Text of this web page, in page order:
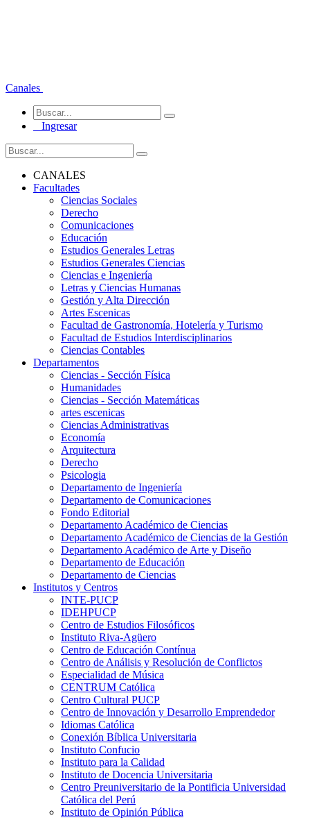
Canales
Ingresar
CANALES
Facultades
Ciencias Sociales
Derecho
Comunicaciones
Educación
Estudios Generales Letras
Estudios Generales Ciencias
Ciencias e Ingeniería
Letras y Ciencias Humanas
Gestión y Alta Dirección
Artes Escenicas
Facultad de Gastronomía, Hotelería y Turismo
Facultad de Estudios Interdisciplinarios
Ciencias Contables
Departamentos
Ciencias - Sección Física
Humanidades
Ciencias - Sección Matemáticas
artes escenicas
Ciencias Administrativas
Economía
Arquitectura
Derecho
Psicologia
Departamento de Ingeniería
Departamento de Comunicaciones
Fondo Editorial
Departamento Académico de Ciencias
Departamento Académico de Ciencias de la Gestión
Departamento Académico de Arte y Diseño
Departamento de Educación
Departamento de Ciencias
Institutos y Centros
INTE-PUCP
IDEHPUCP
Centro de Estudios Filosóficos
Instituto Riva-Agüero
Centro de Educación Contínua
Centro de Análisis y Resolución de Conflictos
Especialidad de Música
CENTRUM Católica
Centro Cultural PUCP
Centro de Innovación y Desarrollo Emprendedor
Idiomas Católica
Conexión Bíblica Universitaria
Instituto Confucio
Instituto para la Calidad
Instituto de Docencia Universitaria
Centro Preuniversitario de la Pontificia Universidad
Católica del Perú
Instituto de Opinión Pública